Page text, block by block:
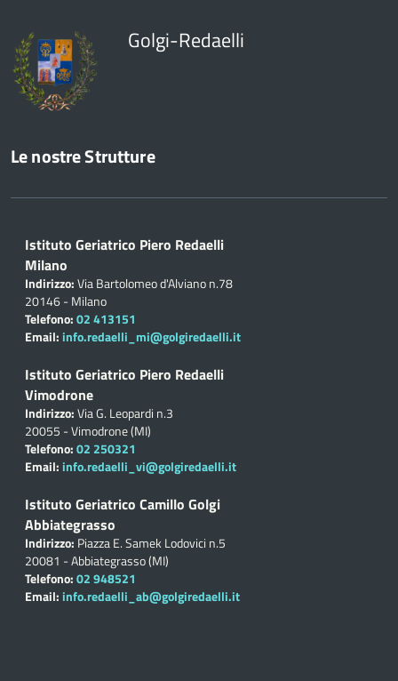
Golgi-Redaelli
Le nostre Strutture
Istituto Geriatrico Piero Redaelli
Milano
Indirizzo:Via Bartolomeo d'Alviano n.78
20146 - Milano
Telefono:02 413151
Email: info.redaelli_mi@golgiredaelli.it
Istituto Geriatrico Piero Redaelli
Vimodrone
Indirizzo:Via G. Leopardi n.3
20055 - Vimodrone (MI)
Telefono:02 250321
Email: info.redaelli_vi@golgiredaelli.it
Istituto Geriatrico Camillo Golgi
Abbiategrasso
Indirizzo: Piazza E. Samek Lodovici n.5
20081 - Abbiategrasso (MI)
Telefono:02 948521
Email: info.redaelli_ab@golgiredaelli.it